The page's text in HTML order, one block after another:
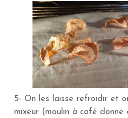
5- On les laisse refroidir et
mixeur (moulin à café donne